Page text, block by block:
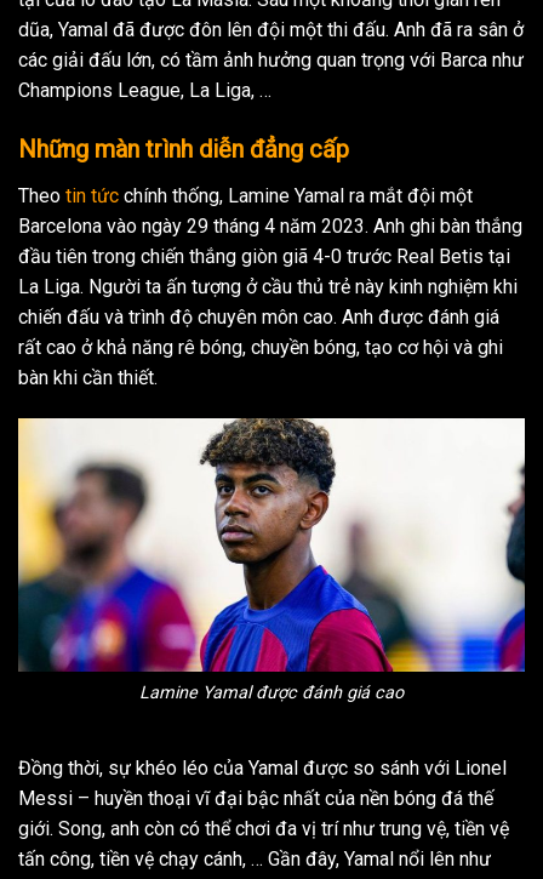
dũa, Yamal đã được đôn lên đội một thi đấu. Anh đã ra sân ở
các giải đấu lớn, có tầm ảnh hưởng quan trọng với Barca như
Champions League, La Liga, …
Những màn trình diễn đẳng cấp
Theo tin tức chính thống, Lamine Yamal ra mắt đội một
Barcelona vào ngày 29 tháng 4 năm 2023. Anh ghi bàn thắng
đầu tiên trong chiến thắng giòn giã 4-0 trước Real Betis tại
La Liga. Người ta ấn tượng ở cầu thủ trẻ này kinh nghiệm khi
chiến đấu và trình độ chuyên môn cao. Anh được đánh giá
rất cao ở khả năng rê bóng, chuyền bóng, tạo cơ hội và ghi
bàn khi cần thiết.
Lamine Yamal được đánh giá cao
Đồng thời, sự khéo léo của Yamal được so sánh với Lionel
Messi – huyền thoại vĩ đại bậc nhất của nền bóng đá thế
giới. Song, anh còn có thể chơi đa vị trí như trung vệ, tiền vệ
tấn công, tiền vệ chạy cánh, … Gần đây, Yamal nổi lên như